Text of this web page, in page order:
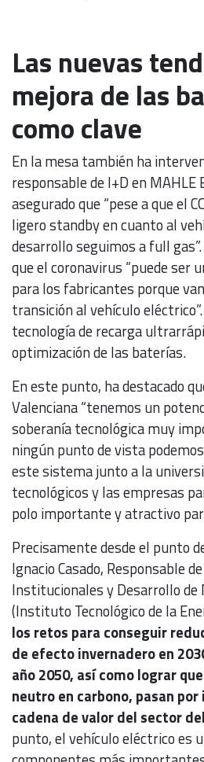
Las nuevas
mejora de las
como clave
En la mesa también ha
responsable de I+D en MAHLE
asegurado que “pese a que el
ligero standby en cuanto al
desarrollo seguimos a full
que el coronavirus “puede ser
para los fabricantes porque
transición al vehículo
tecnología de recarga
optimización de las baterías.
En este punto, ha destacado
Valenciana “tenemos un
soberanía tecnológica muy
ningún punto de vista
este sistema junto a la
tecnológicos y las empresas
polo importante y atractivo
Precisamente desde el punto
Ignacio Casado, Responsable
Institucionales y Desarrollo de
(Instituto Tecnológico de la
los retos para conseguir
de efecto invernadero en
año 2050, así como lograr
neutro en carbono, pasan
cadena de valor del sector
punto, el vehículo eléctrico es